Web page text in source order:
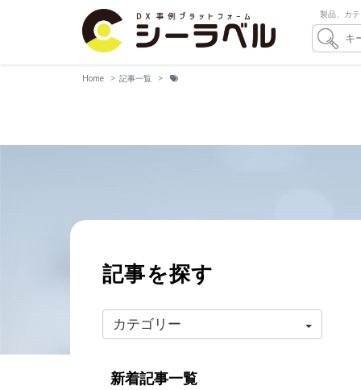
製品、カ
Home 記事一覧
記事を探す
カテゴリー
新着記事一覧